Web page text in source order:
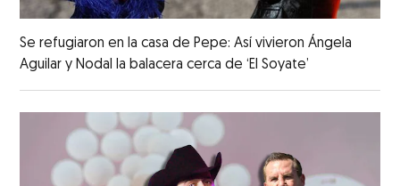
Se refugiaron en la casa de Pepe: Así vivieron Ángela
Aguilar y Nodal la balacera cerca de ‘El Soyate’